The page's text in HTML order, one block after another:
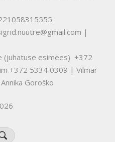
|
(juhatuse esimees) +372
+372 5334 0309 | Vilmar
Goroško